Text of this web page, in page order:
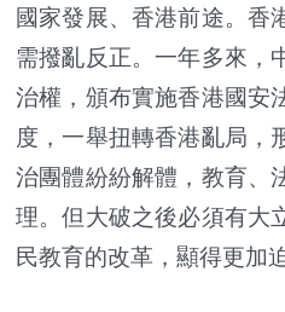
國家發展、香港前途。香
需撥亂反正。一年多來，
治權，頒布實施香港國安
度，一舉扭轉香港亂局，
治團體紛紛解體，教育、
理。但大破之後必須有大
民教育的改革，顯得更加